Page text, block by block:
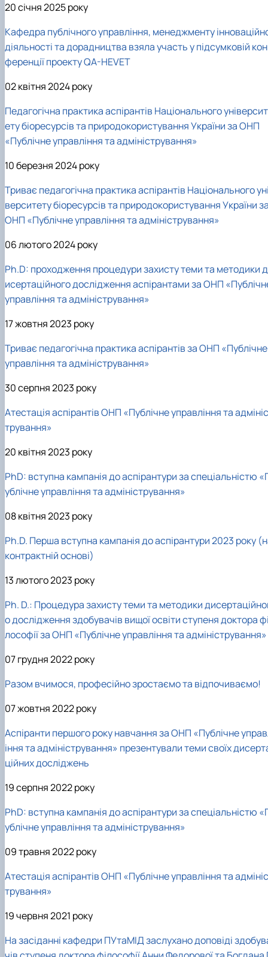
20 січня 2025 року
Кафедра публічного управління, менеджменту
діяльності та дорадництва взяла участь у підсумковій кон
ференції проекту QA-HEVET
02 квітня 2024 року
Педагогічна практика аспірантів Національного університ
ету біоресурсів та природокористування України за ОНП
«Публічне управління та адміністрування»
10 березня 2024 року
Триває педагогічна практика аспірантів Національного
верситету біоресурсів та природокористування України
ОНП «Публічне управління та адміністрування»
06 лютого 2024 року
Ph.D: проходження процедури захисту теми та методики д
исертаційного дослідження аспірантами за ОНП
управління та адміністрування»
17 жовтня 2023 року
Триває педагогічна практика аспірантів за ОНП «Публічне
управління та адміністрування»
30 серпня 2023 року
Атестація аспірантів ОНП «Публічне управління та адмініс
трування»
20 квітня 2023 року
PhD: вступна кампанія до аспірантури за спеціальністю
ублічне управління та адміністрування»
08 квітня 2023 року
Ph.D. Перша вступна кампанія до аспірантури 2023 року
контрактній основі)
13 лютого 2023 року
Ph. D.: Процедура захисту теми та методики
о дослідження здобувачів вищої освіти ступеня доктора
лософії за ОНП «Публічне управління та адміністрування»
07 грудня 2022 року
Разом вчимося, професійно зростаємо та відпочиваємо!
07 жовтня 2022 року
Аспіранти першого року навчання за ОНП «Публічне
іння та адміністрування» презентували теми своїх
ційних досліджень
19 серпня 2022 року
PhD: вступна кампанія до аспірантури за спеціальністю
ублічне управління та адміністрування»
09 травня 2022 року
Атестація аспірантів ОНП «Публічне управління та адмініс
трування»
19 червня 2021 року
На засіданні кафедри ПУтаМІД заслухано доповіді